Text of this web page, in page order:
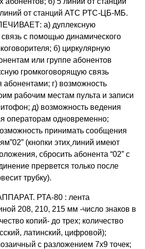
от станций АТС РТС-ЦБ-МБ.
а) дуплексную
с помощью динамического
б) циркулярную
или группе абонентов
громкоговорящую связь
абонентами; г) возможность
рабочим местам пульта и записи
д) возможность ведения
операторам одновременно;
принимать сообщения
(кнопки этих линий имеют
сбросить абонента “02” с
прервется только после
трубку).
РТА-80 : лента
208, 210, 215 мм -число знаков в
копий- до трех; количество
латинский, цифровой);
с разложением 7х9 точек;